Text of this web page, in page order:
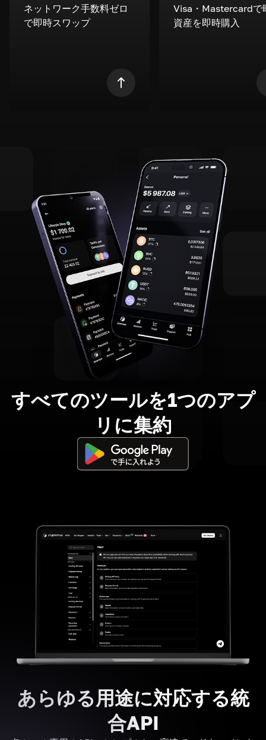
ネットワーク手数料ゼロ
で即時スワップ
Visa・Mastercardで
資産を即時購入
すべてのツールを1つのアプ
リに集約
あらゆる用途に対応する統
合API